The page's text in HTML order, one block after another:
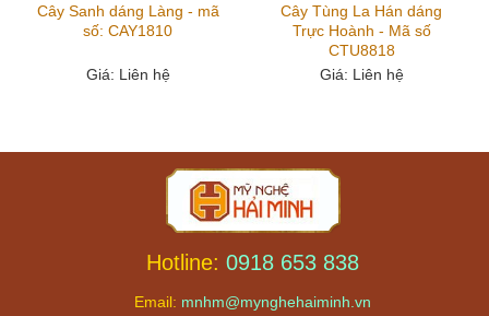
Cây Sanh dáng Làng - mã
số: CAY1810
Giá: Liên hệ
Cây Tùng La Hán dáng
Trực Hoành - Mã số
CTU8818
Giá: Liên hệ
Hotline: 0918 653 838
Email: mnhm@mynghehaiminh.vn